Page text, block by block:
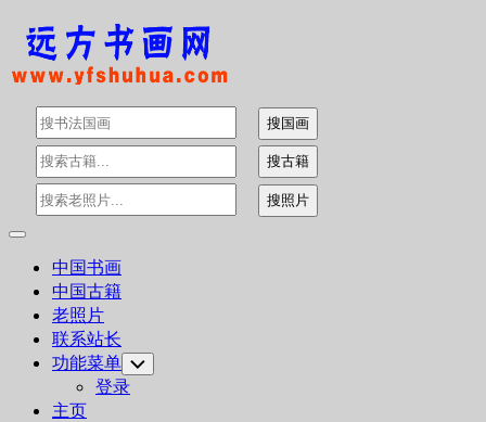
Skip
content
Expand
中国书画
中国古籍
老照片
联系站长
功能菜单 Toggle
Child
Menu
登录
主页